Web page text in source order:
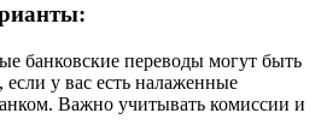
банковские переводы могут быть
у вас есть налаженные
Важно учитывать комиссии и